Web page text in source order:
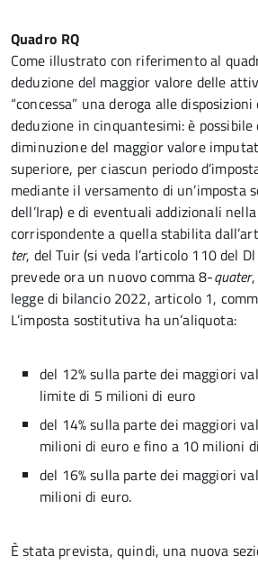
Quadro RQ
Come illustrato con riferimento al
deduzione del maggior valore delle
“concessa” una deroga alle
deduzione in cinquantesimi: è
diminuzione del maggior valore
superiore, per ciascun periodo
mediante il versamento di un’imposta
dell’Irap) e di eventuali addizionali
corrispondente a quella stabilita
ter, del Tuir (si veda l’articolo 110 del
prevede ora un nuovo comma 8-quater
legge di bilancio 2022, articolo 1,
L’imposta sostitutiva ha un’aliquota:
del 12% sulla parte dei maggiori
limite di 5 milioni di euro
del 14% sulla parte dei maggiori
milioni di euro e fino a 10 milioni
del 16% sulla parte dei maggiori
milioni di euro.
È stata prevista, quindi, una nuova